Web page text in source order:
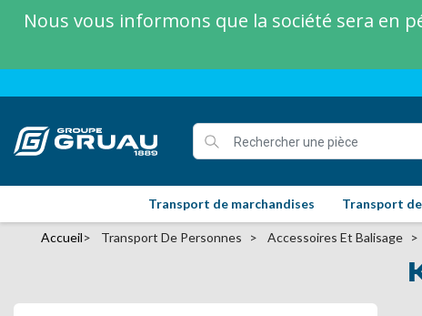
Nous vous informons que la société sera en
Transport de marchandises Transport
Accueil Transport De Personnes Accessoires Et Balisage